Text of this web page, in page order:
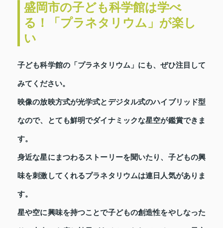
盛岡市の子ども科学館は学べ
る！「プラネタリウム」が楽し
い
子ども科学館の「プラネタリウム」にも、ぜひ注目して
みてください。
映像の放映方式が光学式とデジタル式のハイブリッド型
なので、とても鮮明でダイナミックな星空が鑑賞できま
す。
身近な星にまつわるストーリーを聞いたり、子どもの興
味を刺激してくれるプラネタリウムは連日人気がありま
す。
星や空に興味を持つことで子どもの創造性をやしなった